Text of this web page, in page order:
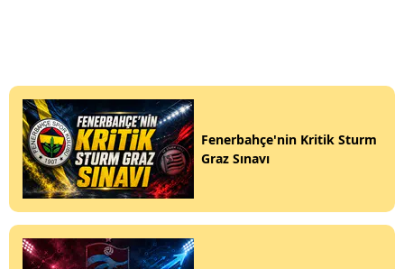
Fenerbahçe'nin Kritik Sturm
Graz Sınavı